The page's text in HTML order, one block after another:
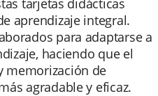
tarjetas didácticas
aprendizaje integral.
para adaptarse a
haciendo que el
memorización de
agradable y eficaz.